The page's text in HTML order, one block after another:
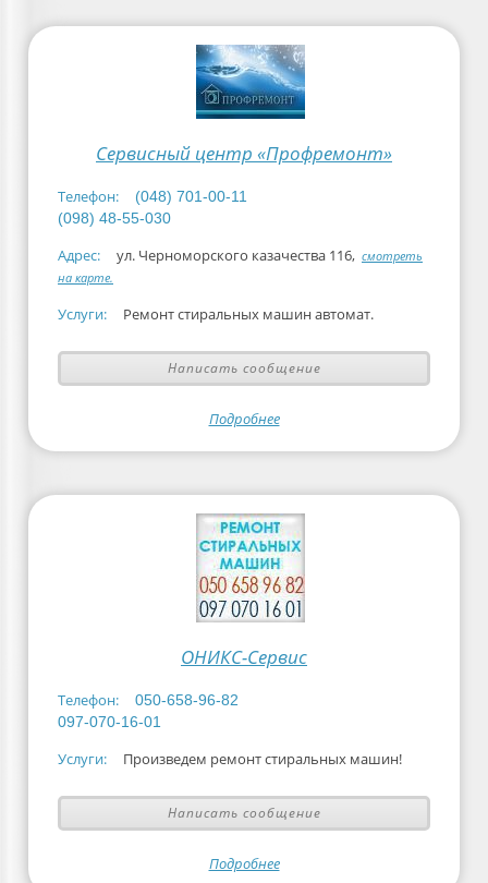
Сервисный центр «Профремонт»
Телефон:
(048) 701-00-11
(098) 48-55-030
Адрес: ул. Черноморского казачества 116, смотреть
на карте.
Услуги: Ремонт стиральных машин автомат.
Написать сообщение
Подробнее
ОНИКС-Сервис
Телефон:
050-658-96-82
097-070-16-01
Услуги: Произведем ремонт стиральных машин!
Написать сообщение
Подробнее